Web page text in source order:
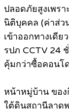
ปลอดภัยสูงเพร
นิติบุคคล (ค่าส่ว
เข้าออกทางเดีย
รปภ CCTV 24
คุ้มกว่าซื้อคอนโ
หน้าหมู่บ้าน ของ
ใต้ดินสถานีลาด